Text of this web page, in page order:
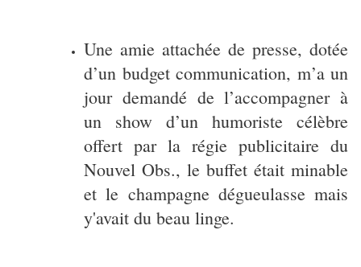
Une amie attachée de presse, dotée
d’un budget communication, m’a un
jour demandé de l’accompagner à
un show d’un humoriste célèbre
offert par la régie publicitaire du
Nouvel Obs., le buffet était minable
et le champagne dégueulasse mais
y'avait du beau linge.